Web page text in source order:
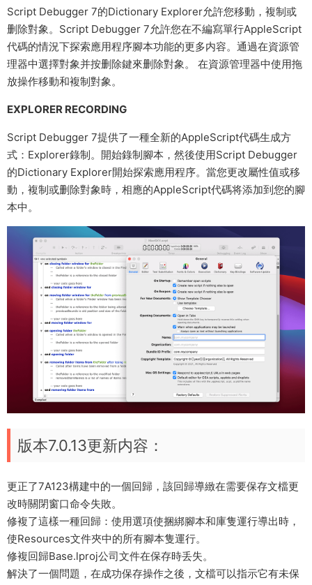
Script Debugger 7的Dictionary Explorer允許您移動，複制或
删除對象。Script Debugger 7允許您在不編寫單行AppleScript
代碼的情況下探索應用程序腳本功能的更多内容。通過在資源管
理器中選擇對象并按删除鍵來删除對象。 在資源管理器中使用拖
放操作移動和複制對象。
EXPLORER RECORDING
Script Debugger 7提供了一種全新的AppleScript代碼生成方
式：Explorer錄制。開始錄制腳本，然後使用Script Debugger
的Dictionary Explorer開始探索應用程序。當您更改屬性值或移
動，複制或删除對象時，相應的AppleScript代碼将添加到您的腳
本中。
版本7.0.13更新内容：
更正了7A123構建中的一個回歸，該回歸導緻在需要保存文檔更
改時關閉窗口命令失敗。
修複了這樣一種回歸：使用選項使捆綁腳本和庫隻運行導出時，
使Resources文件夾中的所有腳本隻運行。
修複回歸Base.lproj公司文件在保存時丢失。
解決了一個問題，在成功保存操作之後，文檔可以指示它有未保